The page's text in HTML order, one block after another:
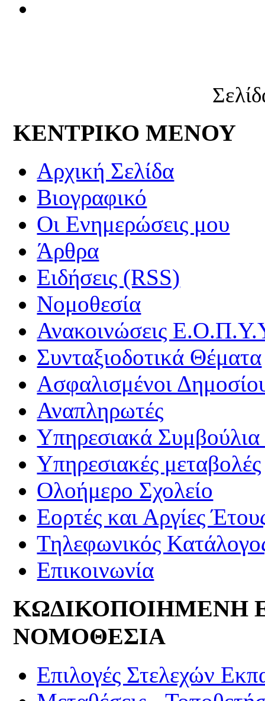
ΚΕΝΤΡΙΚΟ ΜΕΝΟΥ
Αρχική Σελίδα
Βιογραφικό
Οι Ενημερώσεις μου
Άρθρα
Ειδήσεις (RSS)
Νομοθεσία
Ανακοινώσεις
Συνταξιοδοτικά Θέματα
Ασφαλισμένοι
Αναπληρωτές
Υπηρεσιακά
Υπηρεσιακές μεταβολές
Ολοήμερο Σχολείο
Εορτές και Αργίες
Τηλεφωνικός
Επικοινωνία
ΚΩΔΙΚΟΠΟΙΗΜΕΝΗ
ΝΟΜΟΘΕΣΙΑ
Επιλογές Στελεχών